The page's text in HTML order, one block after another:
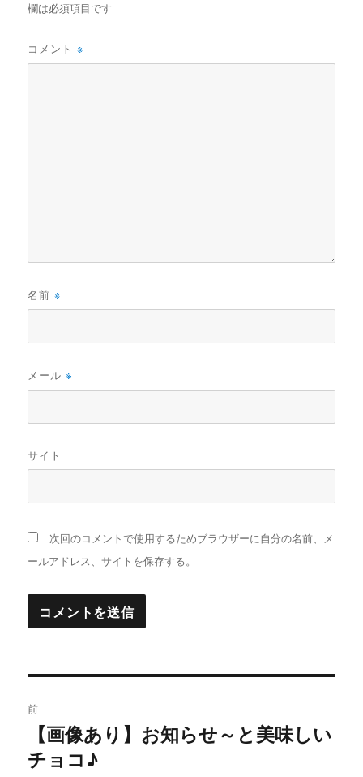
欄は必須項目です
コメント※
名前※
メール※
サイト
次回のコメントで使用するためブラウザーに自分の名前、メ
ールアドレス、サイトを保存する。
稿
ナ
前
去
【画像あり】お知らせ～と美味しい
チョコ♪